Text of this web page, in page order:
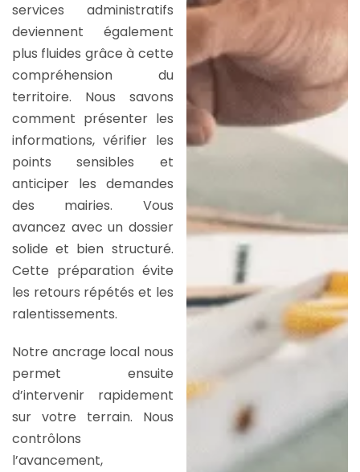
services administratifs
deviennent également
plus fluides grâce à cette
compréhension du
territoire. Nous savons
comment présenter les
informations, vérifier les
points sensibles et
anticiper les demandes
des mairies. Vous
avancez avec un dossier
solide et bien structuré.
Cette préparation évite
les retours répétés et les
ralentissements.
Notre ancrage local nous
permet ensuite
d’intervenir rapidement
sur votre terrain. Nous
contrôlons
l’avancement,